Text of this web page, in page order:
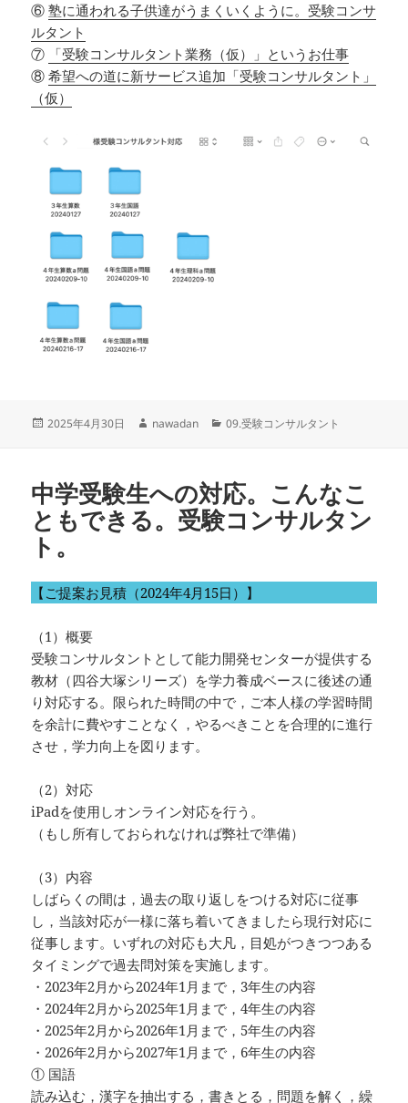
⑥塾に通われる子供達がうまくいくように。受験コンサ
ルタント
⑦
「受験コンサルタント業務（仮）」というお仕事
⑧希望への道に新サービス追加「受験コンサルタント」
（仮）
投
2025年4月30日
作
nawadan
カ
ー
09.受験コンサルタント
中学受験生への対応。こんなこ
ともできる。受験コンサルタン
ト。
【ご提案お見積（2024年4月15日）】
（1）概要
受験コンサルタントとして能力開発センターが提供する
教材（四谷大塚シリーズ）を学力養成ベースに後述の通
り対応する。限られた時間の中で，ご本人様の学習時間
を余計に費やすことなく，やるべきことを合理的に進行
させ，学力向上を図ります。
（2）対応
iPadを使用しオンライン対応を行う。
（もし所有しておられなければ弊社で準備）
（3）内容
しばらくの間は，過去の取り返しをつける対応に従事
し，当該対応が一様に落ち着いてきましたら現行対応に
従事します。いずれの対応も大凡，目処がつきつつある
タイミングで過去問対策を実施します。
・2023年2月から2024年1月まで，3年生の内容
・2024年2月から2025年1月まで，4年生の内容
・2025年2月から2026年1月まで，5年生の内容
・2026年2月から2027年1月まで，6年生の内容
① 国語
読み込む，漢字を抽出する，書きとる，問題を解く，繰